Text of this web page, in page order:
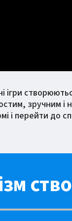
ігри
зручним
і перейти до